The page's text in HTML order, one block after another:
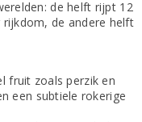
de helft rijpt 12
de andere helft
fruit zoals perzik en
een subtiele rokerige